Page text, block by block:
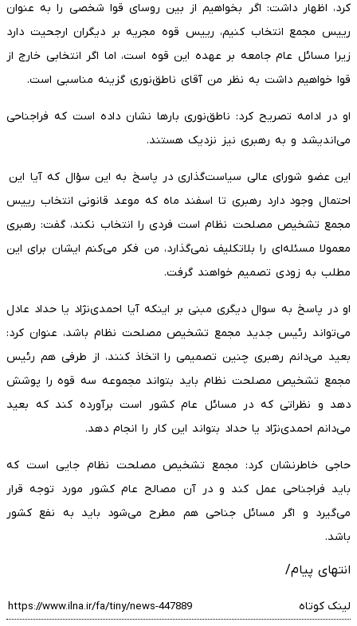
کرد، اظهار داشت: اگر بخواهیم از بین روسای قوا شخصی را به عنوان
رییس مجمع انتخاب کنیم، رییس قوه مجریه بر دیگران ارجحیت دارد
زیرا مسائل عام جامعه بر عهده این قوه است، اما اگر انتخابی خارج از
قوا خواهیم داشت به نظر من آقای ناطق‌نوری گزینه مناسبی است.
او در ادامه تصریح کرد: ناطق‌نوری بارها نشان داده است که فراجناحی
می‌اندیشد و به رهبری نیز نزدیک هستند.
این عضو شورای عالی سیاست‌گذاری در پاسخ به این سؤال که آیا این
احتمال وجود دارد رهبری تا اسفند ماه که موعد قانونی انتخاب رییس
مجمع تشخیص مصلحت نظام است فردی را انتخاب نکند، گفت: رهبری
معمولا مسئله‌ای را بلاتکلیف نمی‌گذارد، من فکر می‌کنم ایشان برای این
مطلب به زودی تصمیم خواهند گرفت.
او در پاسخ به سوال دیگری مبنی بر اینکه آیا احمدی‌نژاد یا حداد عادل
می‌تواند رئیس جدید مجمع تشخیص مصلحت نظام باشد،‌ عنوان کرد:
بعید می‌دانم رهبری چنین تصمیمی را اتخاذ کنند، از طرفی هم رئیس
مجمع تشخیص مصلحت نظام باید بتواند مجموعه سه قوه را پوشش
دهد و نظراتی که در مسائل عام کشور است برآورده کند که بعید
می‌دانم احمدی‌نژاد یا حداد بتواند این کار را انجام دهد.
حاجی خاطرنشان کرد: مجمع تشخیص مصلحت نظام جایی است که
باید فراجناحی عمل کند و در آن مصالح عام کشور مورد توجه قرار
می‌گیرد و اگر مسائل جناحی هم مطرح می‌شود باید به نفع کشور
باشد.
انتهای پیام/
لینک کوتاه